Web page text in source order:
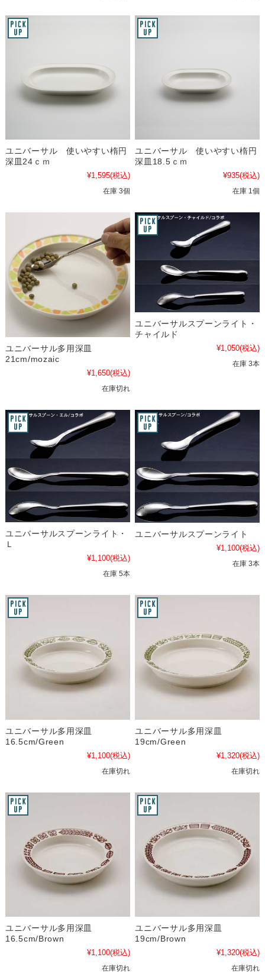
ユニバーサル 使いやすい楕円
深皿24ｃｍ
¥1,595(税込)
在庫 3個
ユニバーサル 使いやすい楕円
深皿18.5ｃｍ
¥935(税込)
在庫 1個
ユニバーサル多用深皿
21cm/mozaic
¥1,650(税込)
在庫切れ
ユニバーサルスプーンライト・
チャイルド
¥1,050(税込)
在庫 3本
ユニバーサルスプーンライト・
Ｌ
¥1,100(税込)
在庫 5本
ユニバーサルスプーンライト
¥1,100(税込)
在庫 3本
ユニバーサル多用深皿
16.5cm/Green
¥1,100(税込)
在庫切れ
ユニバーサル多用深皿
19cm/Green
¥1,320(税込)
在庫切れ
ユニバーサル多用深皿
16.5cm/Brown
¥1,100(税込)
在庫切れ
ユニバーサル多用深皿
19cm/Brown
¥1,320(税込)
在庫切れ